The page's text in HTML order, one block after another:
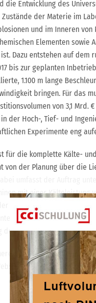
die Entwicklung des
Zustände der Materie im
und im Inneren
Elementen
Dazu entstehen auf dem
bis zur geplanten
1.100 m lange
bringen. Für das
von 3,1 Mrd.
der Hoch-, Tief- und
Experimente eng
für die komplette Kälte-
von der Planung über die
mit einer
Suprakühlung des Rings
simulierte diese
des Ringbeschleunigers.
Informationen zum
hier